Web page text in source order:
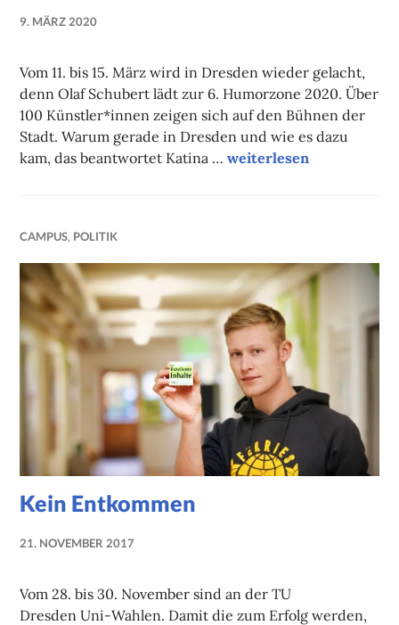
9. MÄRZ 2020
Vom 11. bis 15. März wird in Dresden wieder gelacht,
denn Olaf Schubert lädt zur 6. Humorzone 2020. Über
100 Künstler*innen zeigen sich auf den Bühnen der
Stadt. Warum gerade in Dresden und wie es dazu
kam, das beantwortet Katina …Dresden lacht
weiterlesen
CAMPUS, POLITIK
Kein Entkommen
21. NOVEMBER 2017
ANTER
Vom 28. bis 30. November sind an der TU
Dresden Uni-Wahlen. Damit die zum Erfolg werden,